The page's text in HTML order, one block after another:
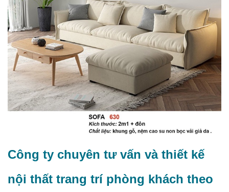
Công ty chuyên tư vấn và thiết kế
nội thất trang trí phòng khách theo